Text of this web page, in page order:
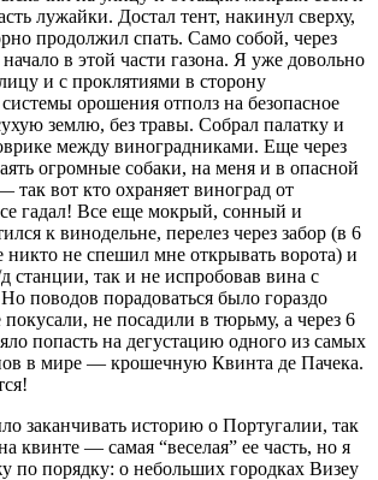
лужайки. Достал тент, накинул сверху,
продолжил спать. Само собой, через
в этой части газона. Я уже довольно
и с проклятиями в сторону
системы орошения отполз на безопасное
землю, без травы. Собрал палатку и
между виноградниками. Еще через
огромные собаки, на меня и в опасной
так вот кто охраняет виноград от
гадал! Все еще мокрый, сонный и
к винодельне, перелез через забор (в 6
никто не спешил мне открывать ворота) и
станции, так и не испробовав вина с
поводов порадоваться было гораздо
не посадили в тюрьму, а через 6
попасть на дегустацию одного из самых
в мире — крошечную Квинта де Пачека.
заканчивать историю о Португалии, так
квинте — самая “веселая” ее часть, но я
по порядку: о небольших городках Визеу